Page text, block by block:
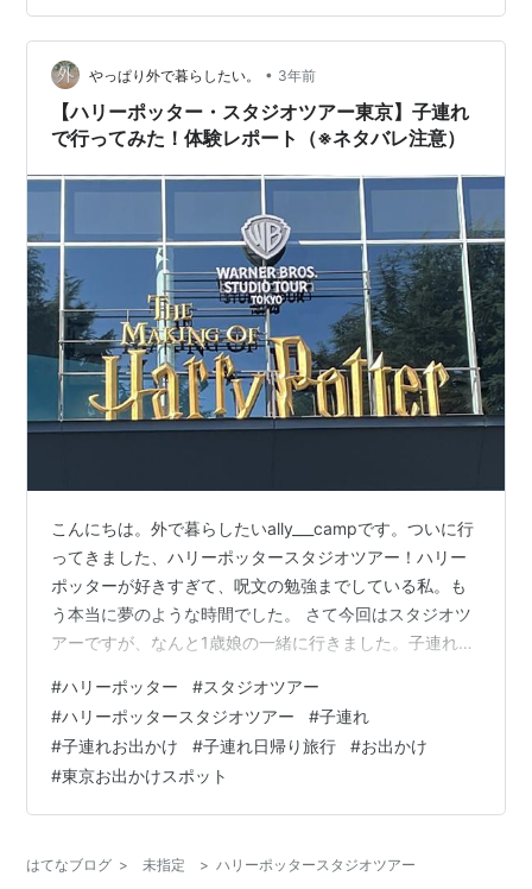
す。 さて、話は変わりまして先日『ワーナー ブラザーズ
スタジオツアー東京 メイキング・オブ・ハリー・ポッタ
ー』に行ってきました。 www…
やっぱり外で暮らしたい。 • 3年前
【ハリーポッター・スタジオツアー東京】子連れ
で行ってみた！体験レポート（※ネタバレ注意）
こんにちは。外で暮らしたいally___campです。ついに行
ってきました、ハリーポッタースタジオツアー！ハリー
ポッターが好きすぎて、呪文の勉強までしている私。も
う本当に夢のような時間でした。 さて今回はスタジオツ
アーですが、なんと1歳娘の一緒に行きました。子連れ目
ジオツアーにいこうとしている方、少しでもお力になれ
たら幸いです！ 豊島園駅に到着！すでにハリーポッター
の世界観 持ち込める飲み物は蓋つきの水筒orペットボト
ルのみ 食べ物は原則持ち込み禁止。離乳食や子供のおや
つはOK ツアー時間の1時間前から入場できる ロビー・シ
#ハリーポッター #スタジオツアー
#ハリーポッタースタジオツアー #子連れ
#子連れお出かけ #子連れ日帰り旅行 #お出かけ
#東京お出かけスポット
はてなブログ > 未指定 > ハリーポッタースタジオツアー